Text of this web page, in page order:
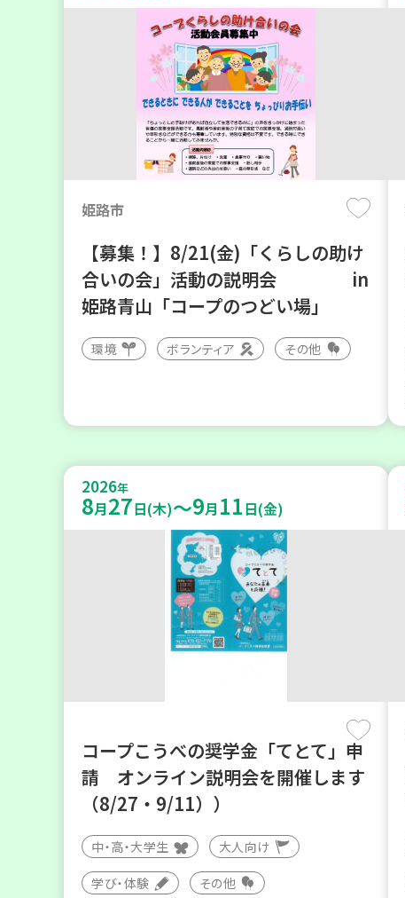
姫路市
【募集！】8/21(金)「くらしの助け
合いの会」活動の説明会 in
姫路青山「コープのつどい場」
環境 ボランティア その他
2026年
8月27日(木)～9月 11日(金)
コープこうべの奨学金「てとて」申
請 オンライン説明会を開催します
（8/27・9/11））
中・高・大学生 大人向け
学び・体験 その他